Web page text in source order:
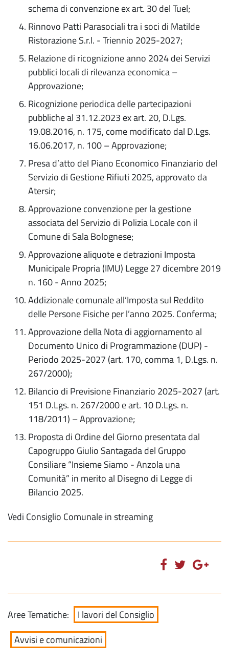
schema di convenzione ex art. 30 del Tuel;
Rinnovo Patti Parasociali tra i soci di Matilde
Ristorazione S.r.l. - Triennio 2025-2027;
Relazione di ricognizione anno 2024 dei Servizi
pubblici locali di rilevanza economica –
Approvazione;
Ricognizione periodica delle partecipazioni
pubbliche al 31.12.2023 ex art. 20, D.Lgs.
19.08.2016, n. 175, come modificato dal D.Lgs.
16.06.2017, n. 100 – Approvazione;
Presa d’atto del Piano Economico Finanziario del
Servizio di Gestione Rifiuti 2025, approvato da
Atersir;
Approvazione convenzione per la gestione
associata del Servizio di Polizia Locale con il
Comune di Sala Bolognese;
Approvazione aliquote e detrazioni Imposta
Municipale Propria (IMU) Legge 27 dicembre 2019
n. 160 - Anno 2025;
Addizionale comunale all’Imposta sul Reddito
delle Persone Fisiche per l’anno 2025. Conferma;
Approvazione della Nota di aggiornamento al
Documento Unico di Programmazione (DUP) -
Periodo 2025-2027 (art. 170, comma 1, D.Lgs. n.
267/2000);
Bilancio di Previsione Finanziario 2025-2027 (art.
151 D.Lgs. n. 267/2000 e art. 10 D.Lgs. n.
118/2011) – Approvazione;
Proposta di Ordine del Giorno presentata dal
Capogruppo Giulio Santagada del Gruppo
Consiliare “Insieme Siamo - Anzola una
Comunità” in merito al Disegno di Legge di
Bilancio 2025.
Vedi Consiglio Comunale in streaming
Aree Tematiche:
I lavori del Consiglio
Avvisi e comunicazioni